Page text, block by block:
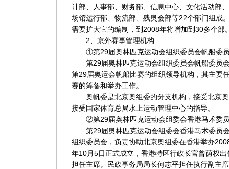
计部、人事部、财务部、信息中心、文化活动部
场馆运行部、物流部、残奥会部等22个部门组成
需要扩大它的编制，到2008年将增加到30多个部
2、京外赛事管理机构
①第29届奥林匹克运动会组织委员会帆船委
第29届奥林匹克运动会组织委员会帆船委员
第29届奥运会帆船比赛的组织领导机构，其主要
赛的筹备和举办工作。
奥帆委是北京奥组委的分支机构，接受北京奥
接受国家体育总局水上运动管理中心的指导。
②第29届奥林匹克运动会组委会香港马术委
第29届奥林匹克运动会组委会香港马术委员
组织委员会，负责协助北京奥组委在香港举办
年10月5日正式成立，香港特区行政长官曾荫权
担任主席。民政事务局局长何志平担任执行副主